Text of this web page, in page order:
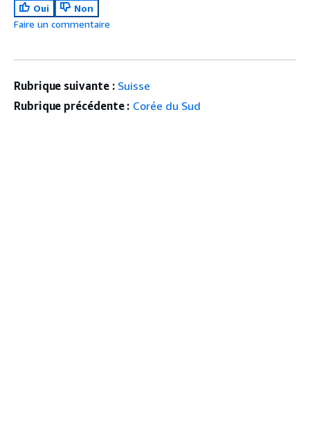
Oui
Non
Faire un commentaire
Rubrique suivante : Suisse
Rubrique précédente : Corée du Sud